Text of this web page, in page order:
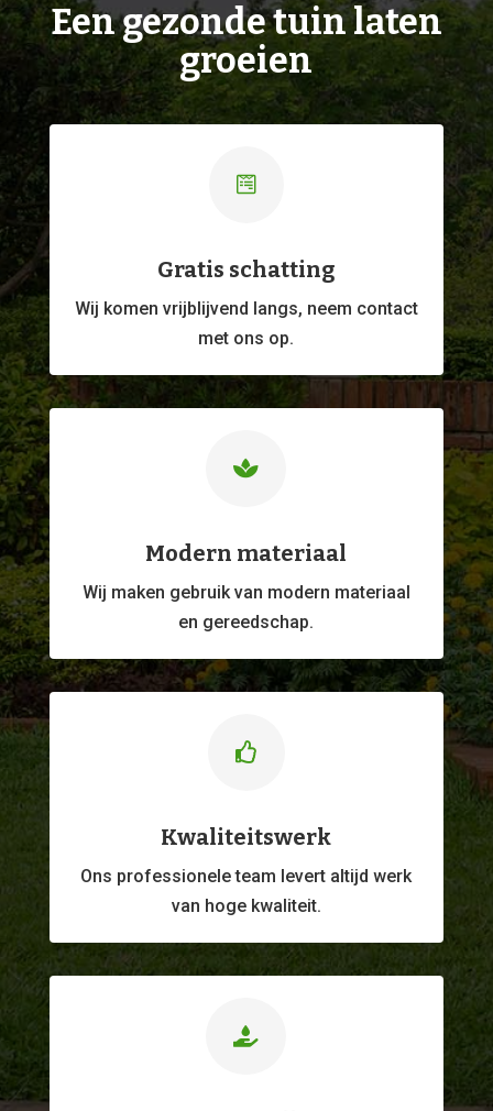
Een gezonde tuin laten
groeien

Gratis schatting
Wij komen vrijblijvend langs, neem contact
met ons op.

Modern materiaal
Wij maken gebruik van modern materiaal
en gereedschap.

Kwaliteitswerk
Ons professioneleteam levert altijd werk
van hoge kwaliteit.
